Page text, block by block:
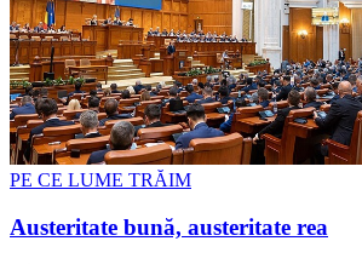
PE CE LUME TRĂIM
Austeritate bună, austeritate rea